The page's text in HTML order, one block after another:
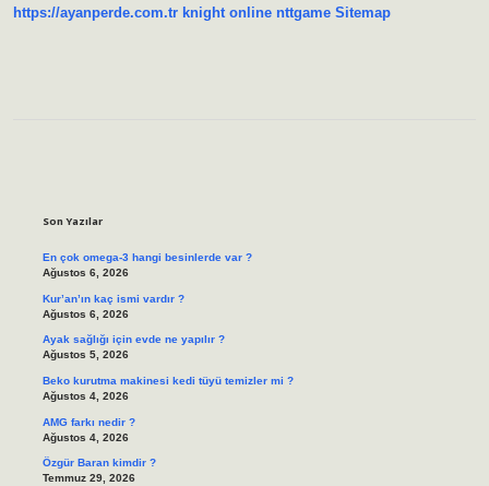
https://ayanperde.com.tr knight online nttgame Sitemap
Son Yazılar
En çok omega-3 hangi besinlerde var ?
Ağustos 6, 2026
Kur’an’ın kaç ismi vardır ?
Ağustos 6, 2026
Ayak sağlığı için evde ne yapılır ?
Ağustos 5, 2026
Beko kurutma makinesi kedi tüyü temizler mi ?
Ağustos 4, 2026
AMG farkı nedir ?
Ağustos 4, 2026
Özgür Baran kimdir ?
Temmuz 29, 2026